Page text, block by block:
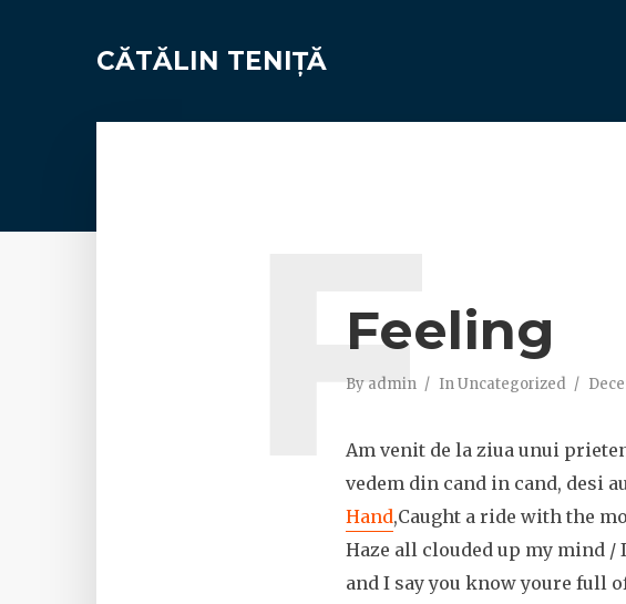
CĂTĂLIN TENIȚĂ
Feeling
By admin InUncategorized
F
Am venit de la ziua unui
vedem din cand in cand, desi
Hand,Caught a ride with the
Haze all clouded up my mind /
and I say you know youre full